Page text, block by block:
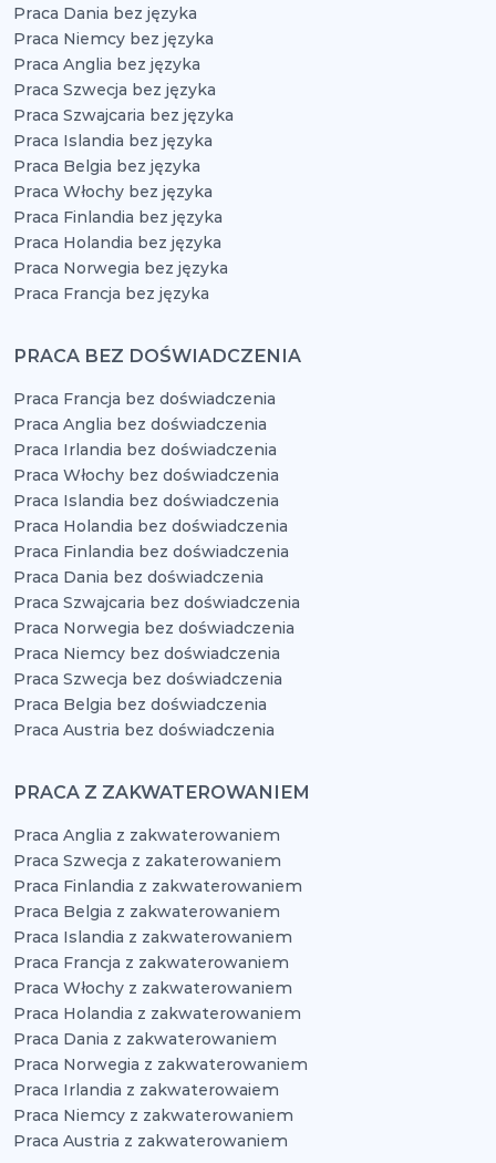
Praca Dania bez języka
Praca Niemcy bez języka
Praca Anglia bez języka
Praca Szwecja bez języka
Praca Szwajcaria bez języka
Praca Islandia bez języka
Praca Belgia bez języka
Praca Włochy bez języka
Praca Finlandia bez języka
Praca Holandia bez języka
Praca Norwegia bez języka
Praca Francja bez języka
PRACA BEZ DOŚWIADCZENIA
Praca Francja bez doświadczenia
Praca Anglia bez doświadczenia
Praca Irlandia bez doświadczenia
Praca Włochy bez doświadczenia
Praca Islandia bez doświadczenia
Praca Holandia bez doświadczenia
Praca Finlandia bez doświadczenia
Praca Dania bez doświadczenia
Praca Szwajcaria bez doświadczenia
Praca Norwegia bez doświadczenia
Praca Niemcy bez doświadczenia
Praca Szwecja bez doświadczenia
Praca Belgia bez doświadczenia
Praca Austria bez doświadczenia
PRACA Z ZAKWATEROWANIEM
Praca Anglia z zakwaterowaniem
Praca Szwecja z zakaterowaniem
Praca Finlandia z zakwaterowaniem
Praca Belgia z zakwaterowaniem
Praca Islandia z zakwaterowaniem
Praca Francja z zakwaterowaniem
Praca Włochy z zakwaterowaniem
Praca Holandia z zakwaterowaniem
Praca Dania z zakwaterowaniem
Praca Norwegia z zakwaterowaniem
Praca Irlandia z zakwaterowaiem
Praca Niemcy z zakwaterowaniem
Praca Austria z zakwaterowaniem